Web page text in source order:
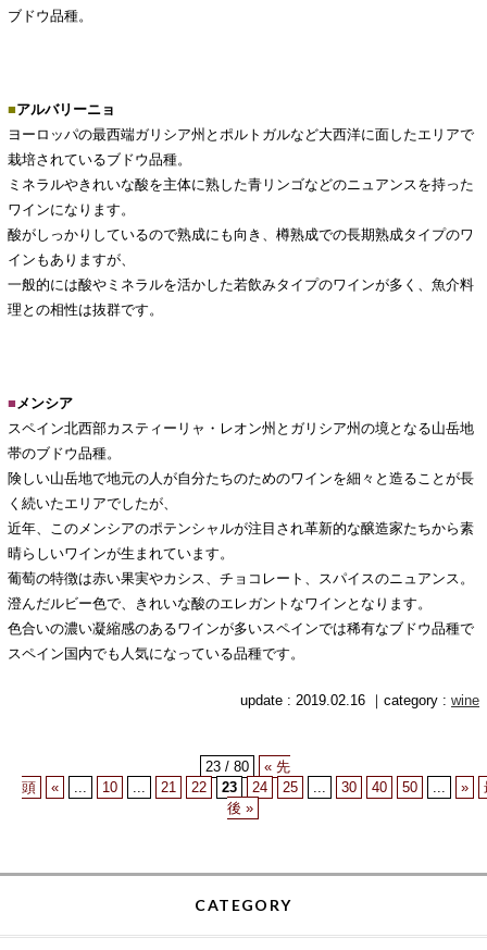
ブドウ品種。
■アルバリーニョ
ヨーロッパの最西端ガリシア州とポルトガルなど大西洋に面したエリアで
栽培されているブドウ品種。
ミネラルやきれいな酸を主体に熟した青リンゴなどのニュアンスを持った
ワインになります。
酸がしっかりしているので熟成にも向き、樽熟成での長期熟成タイプのワ
インもありますが、
一般的には酸やミネラルを活かした若飲みタイプのワインが多く、魚介料
理との相性は抜群です。
■ メンシア
スペイン北西部カスティーリャ・レオン州とガリシア州の境となる山岳地
帯のブドウ品種。
険しい山岳地で地元の人が自分たちのためのワインを細々と造ることが長
く続いたエリアでしたが、
近年、このメンシアのポテンシャルが注目され革新的な醸造家たちから素
晴らしいワインが生まれています。
葡萄の特徴は赤い果実やカシス、チョコレート、スパイスのニュアンス。
澄んだルビー色で、きれいな酸のエレガントなワインとなります。
色合いの濃い凝縮感のあるワインが多いスペインでは稀有なブドウ品種で
スペイン国内でも人気になっている品種です。
update : 2019.02.16 ｜category : wine
23 / 80
« 先
頭
« 10 21 22 23 24 25 30 40 50 »
後 »
CATEGORY